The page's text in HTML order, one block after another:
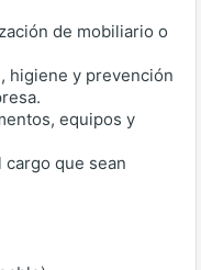
de mobiliario o
higiene y prevención
equipos y
cargo que sean